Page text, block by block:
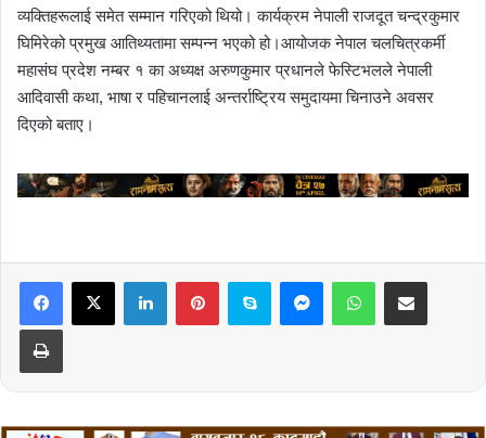
व्यक्तिहरूलाई समेत सम्मान गरिएको थियो। कार्यक्रम नेपाली राजदूत चन्द्रकुमार
घिमिरेको प्रमुख आतिथ्यतामा सम्पन्न भएको हो।आयोजक नेपाल चलचित्रकर्मी
महासंघ प्रदेश नम्बर १ का अध्यक्ष अरुणकुमार प्रधानले फेस्टिभलले नेपाली
आदिवासी कथा, भाषा र पहिचानलाई अन्तर्राष्ट्रिय समुदायमा चिनाउने अवसर
दिएको बताए।
LinkedInPinterestSkype MessengerWhatsAppShare via Email
Print